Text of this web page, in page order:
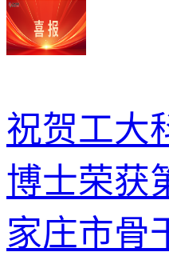
祝贺工大
博士荣获
家庄市骨